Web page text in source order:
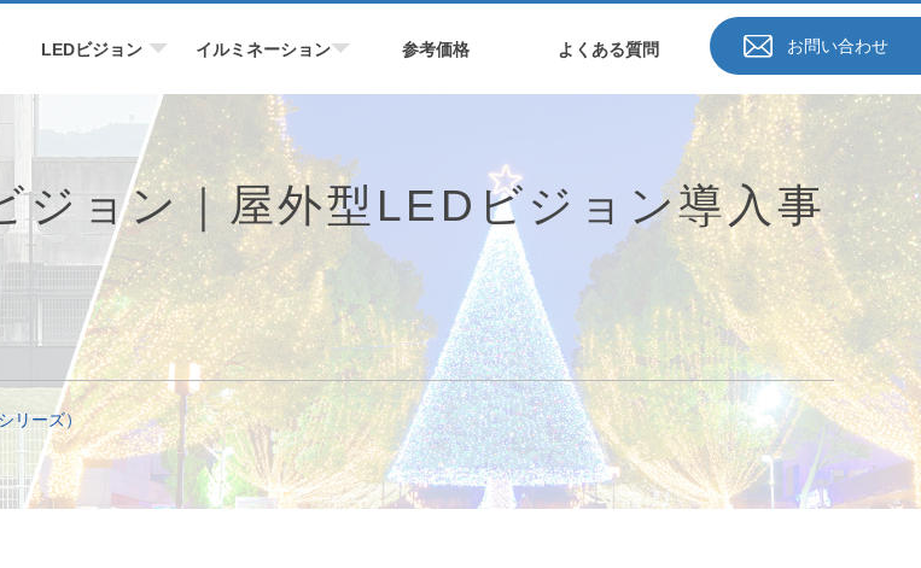
LEDビジョン イルミネーション 参考価格 よくある質問 お問い合わせ
ジョン｜屋外型LEDビジョン導入事
リーズ）